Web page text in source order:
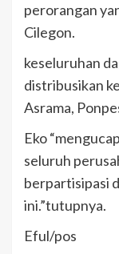
perorangan
Cilegon.
keseluruhan
distribusikan
Asrama,
Eko
seluruh
berpartisipasi
ini.”tutupnya.
Eful/pos